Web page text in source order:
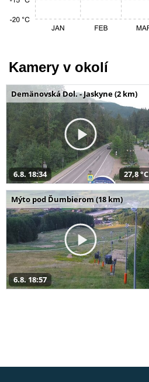
Kamery v okolí
Demänovská Dol. - Jaskyne (2 km)
6.8. 18:34 27,8 °C
Mýto pod Ďumbierom (18 km)
6.8. 18:57